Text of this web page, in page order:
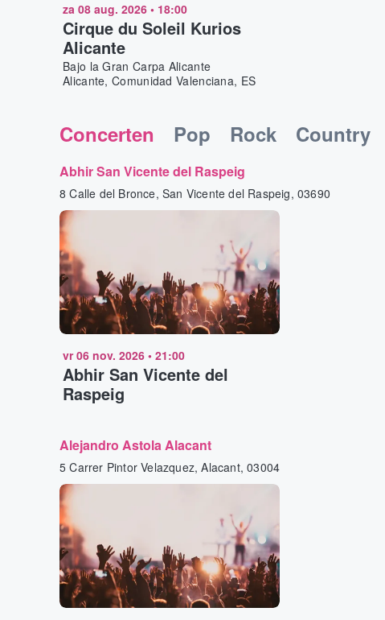
za 08 aug. 2026 • 18:00
Cirque du Soleil Kurios
Alicante
Bajo la Gran Carpa Alicante
Alicante, Comunidad Valenciana, ES
Concerten Pop Rock Country
Abhir San Vicente del Raspeig
8 Calle del Bronce, San Vicente del Raspeig, 03690
vr 06 nov. 2026 • 21:00
Abhir San Vicente del
Raspeig
Alejandro Astola Alacant
5 Carrer Pintor Velazquez, Alacant, 03004